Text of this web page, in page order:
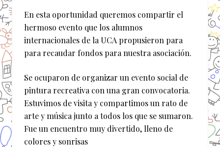
En esta oportunidad queremos compartir el
hermoso evento que los alumnos
internacionales de la UCA propusieron para
para recaudar fondos para nuestra asociación.
Se ocuparon de organizar un evento social de
pintura recreativa con una gran convocatoria.
Estuvimos de visita y compartimos un rato de
arte y música junto a todos los que se sumaron.
Fue un encuentro muy divertido, lleno de
colores y sonrisas